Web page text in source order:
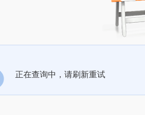
正在查询中，请刷新重试